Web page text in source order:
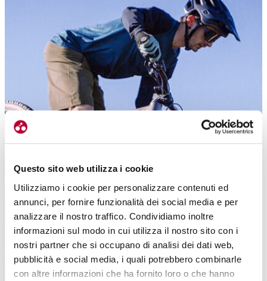
Questo sito web utilizza i cookie
Utilizziamo i cookie per personalizzare contenuti ed
annunci, per fornire funzionalità dei social media e per
analizzare il nostro traffico. Condividiamo inoltre
informazioni sul modo in cui utilizza il nostro sito con i
nostri partner che si occupano di analisi dei dati web,
pubblicità e social media, i quali potrebbero combinarle
con altre informazioni che ha fornito loro o che hanno